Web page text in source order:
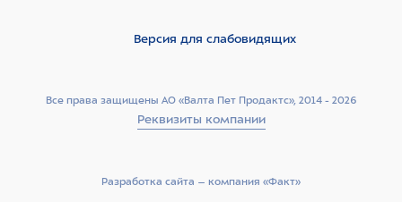
Все права защищены АО «Валта Пет Продактс», 2014 - 2026
Реквизиты компании
Версия для слабовидящих
Разработка сайта –­ компания «Факт»